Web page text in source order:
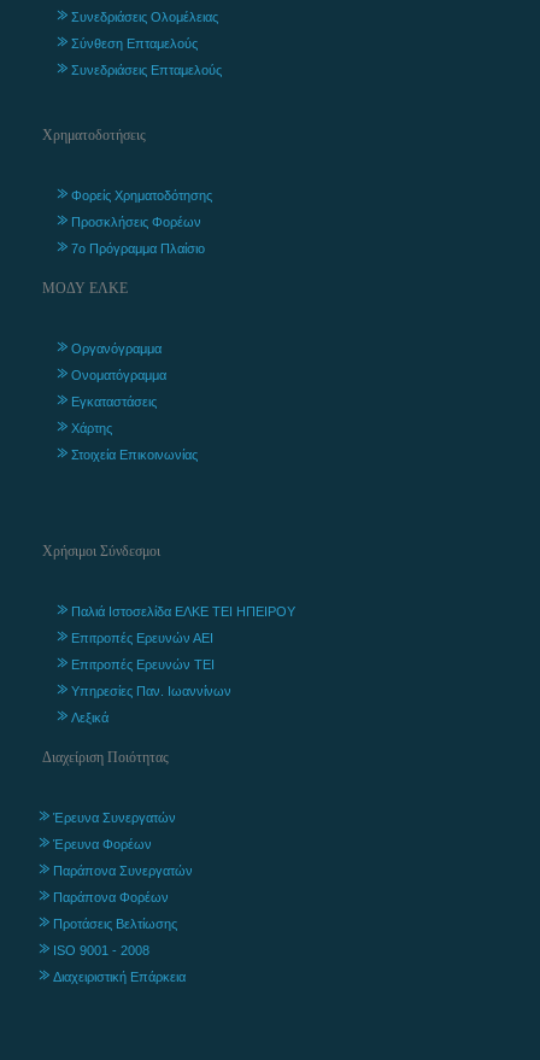
Συνεδριάσεις Ολομέλειας
Σύνθεση Επταμελούς
Συνεδριάσεις Επταμελούς
Χρηματοδοτήσεις
Φορείς Χρηματοδότησης
Προσκλήσεις Φορέων
7ο Πρόγραμμα Πλαίσιο
ΜΟΔΥ ΕΛΚΕ
Οργανόγραμμα
Ονοματόγραμμα
Εγκαταστάσεις
Χάρτης
Στοιχεία Επικοινωνίας
Χρήσιμοι Σύνδεσμοι
Παλιά Ιστοσελίδα ΕΛΚΕ ΤΕΙ ΗΠΕΙΡΟΥ
Επιτροπές Ερευνών ΑΕΙ
Επιτροπές Ερευνών ΤΕΙ
Υπηρεσίες Παν. Ιωαννίνων
Λεξικά
Διαχείριση Ποιότητας
Έρευνα Συνεργατών
Έρευνα Φορέων
Παράπονα Συνεργατών
Παράπονα Φορέων
Προτάσεις Βελτίωσης
ISO 9001 - 2008
Διαχειριστική Επάρκεια